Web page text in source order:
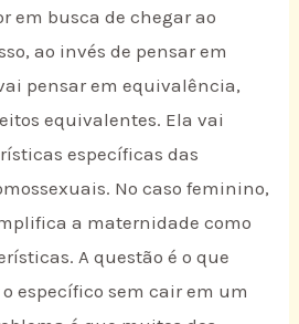
em busca de chegar ao
ao invés de pensar em
pensar em equivalência,
equivalentes. Ela vai
específicas das
No caso feminino,
a maternidade como
A questão é o que
específico sem cair em um